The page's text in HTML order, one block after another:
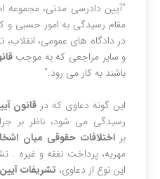
“آيين دادرسي مدني، مجموعه
مقام رسيدگي به امور حسبي و
در دادگاه های عمومي، انقلاب،
و ساير مراجعي كه به موجب
باشند به كار مي رود.”
این گونه دعاوی که در قانون
رسیدگی می شود، ناظر بر
بر اختلافات حقوقی میان
مهریه، پرداخت نفقه و غیره .
این نوع از دعاوی، تشریفات